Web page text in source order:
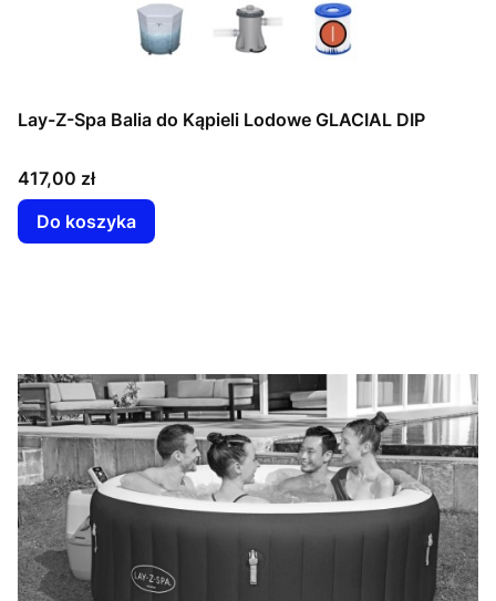
Lay-Z-Spa Balia do Kąpieli Lodowe GLACIAL DIP
Cena
417,00 zł
Do koszyka